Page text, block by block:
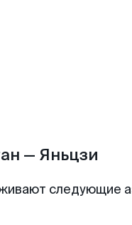
— Яньцзи
следующие